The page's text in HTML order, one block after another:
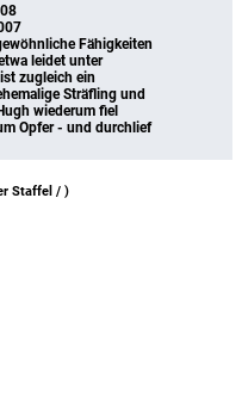
Fähigkeiten
leidet unter
zugleich ein
Sträfling und
wiederum fiel
Opfer - und durchlief
Staffel / )